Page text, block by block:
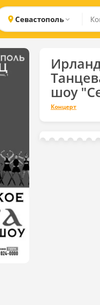
Севастополь
шоу
Концерт